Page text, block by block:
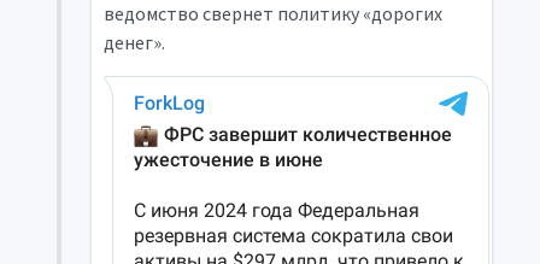
ведомство свернет политику «дорогих
денег».